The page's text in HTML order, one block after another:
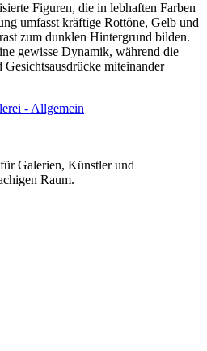
Figuren, die in lebhaften Farben
umfasst kräftige Rottöne, Gelb und
zum dunklen Hintergrund bilden.
gewisse Dynamik, während die
miteinander
- Allgemein
Galerien, Künstler und
Raum.